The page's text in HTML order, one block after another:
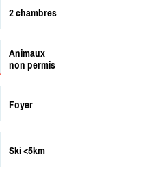
2 chambres
Animaux
non permis
Foyer
Ski <5km